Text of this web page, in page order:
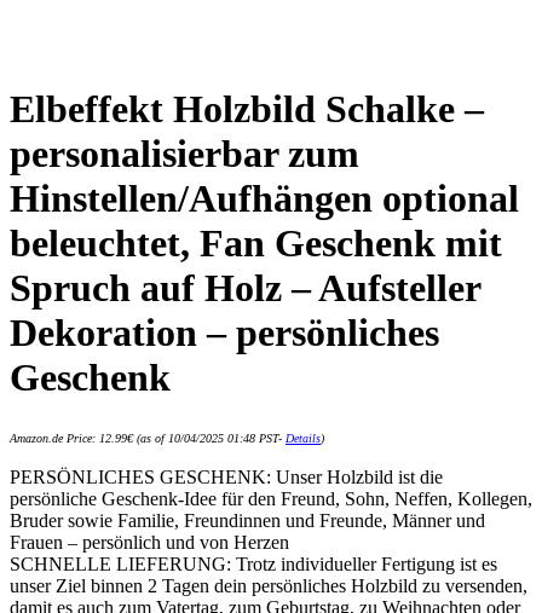
Elbeffekt Holzbild Schalke –
personalisierbar zum
Hinstellen/Aufhängen optional
beleuchtet, Fan Geschenk mit
Spruch auf Holz – Aufsteller
Dekoration – persönliches
Geschenk
Amazon.de Price: 12.99€(as of 10/04/2025 01:48 PST- Details)
PERSÖNLICHES GESCHENK: Unser Holzbild ist die
persönliche Geschenk-Idee für den Freund, Sohn, Neffen, Kollegen,
Bruder sowie Familie, Freundinnen und Freunde, Männer und
Frauen – persönlich und von Herzen
SCHNELLE LIEFERUNG: Trotz individueller Fertigung ist es
unser Ziel binnen 2 Tagen dein persönliches Holzbild zu versenden,
damit es auch zum Vatertag, zum Geburtstag, zu Weihnachten oder